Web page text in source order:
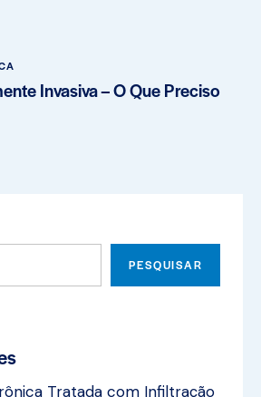
Invasiva – O Que Preciso
PESQUISAR
Tratada com Infiltração